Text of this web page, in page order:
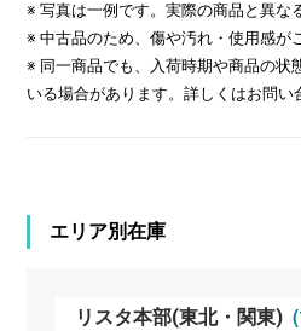
※ 写真は一例です。実際の商品と異な
※ 中古品のため、傷や汚れ・使用感が
※ 同一商品でも、入荷時期や商品の状
いる場合があります。詳しくはお問い
エリア別在庫
リスタ本部(東北・関東)